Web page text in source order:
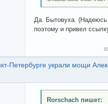
Да. Бытовуха.
поэтому и привел
Петербурге украли мощи
Rorschach пишет: